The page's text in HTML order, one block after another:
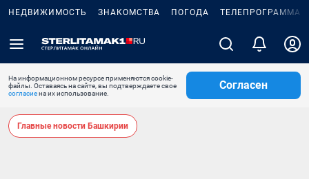
НЕДВИЖИМОСТЬ ЗНАКОМСТВА ПОГОДА ТЕЛЕПРОГРАММА
На информационном ресурсе применяются cookie-
файлы. Оставаясь на сайте, вы подтверждаете свое
согласиена их использование.
Согласен
Главные новости Башкирии